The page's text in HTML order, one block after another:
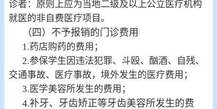
诊者：原则上应为当地二级及以上公立医疗机构
就医的非自费医疗项目。
（四）不予报销的门诊费用
1.药店购药的费用；
2.参保学生因违法犯罪、斗殴、酗酒、自残、
交通事故、医疗事故，境外发生的医疗费用；
3.医学美容所发生的费用；
4.补牙、牙齿矫正等牙齿美容所发生的费